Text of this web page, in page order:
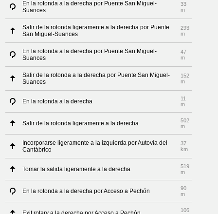
En la rotonda a la derecha por Puente San Miguel-
Suances
33
m
Salir de la rotonda ligeramente a la derecha por Puente
San Miguel-Suances
293
m
En la rotonda a la derecha por Puente San Miguel-
Suances
47
m
Salir de la rotonda a la derecha por Puente San Miguel-
Suances
152
m
En la rotonda a la derecha
11
m
Salir de la rotonda ligeramente a la derecha
502
m
Incorporarse ligeramente a la izquierda por Autovía del
Cantábrico
37
km
Tomar la salida ligeramente a la derecha
519
m
En la rotonda a la derecha por Acceso a Pechón
90
m
106